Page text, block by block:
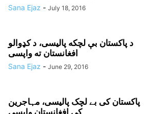
Sana Ejaz - July 18, 2016
د پاکستان بې لچکه پاليسى، د کډوالو
افغانستان ته واپسى
Sana Ejaz - June 29, 2016
پاکستان کی بے لچک پالیسی، مہاجرین
کی افغانستان واپسی